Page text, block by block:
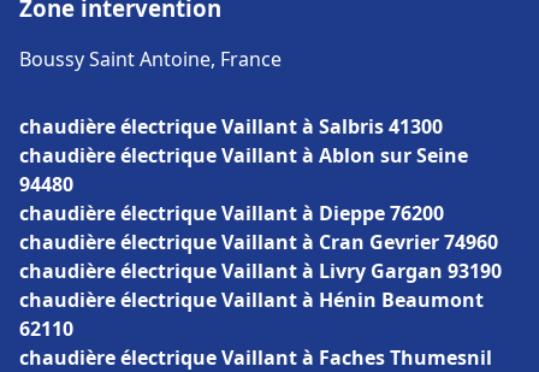
Zone intervention
Boussy Saint Antoine, France
chaudière électrique Vaillant à Salbris 41300
chaudière électrique Vaillant à Ablon sur Seine
94480
chaudière électrique Vaillant à Dieppe 76200
chaudière électrique Vaillant à Cran Gevrier 74960
chaudière électrique Vaillant à Livry Gargan 93190
chaudière électrique Vaillant à Hénin Beaumont
62110
chaudière électrique Vaillant à Faches Thumesnil